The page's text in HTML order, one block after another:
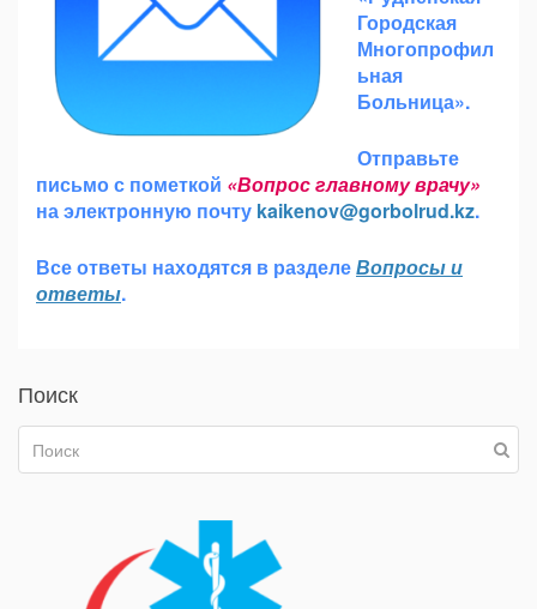
Городская
Многопрофил
ьная
Больница».
Отправьте
письмо с пометкой «Вопрос главному врачу»
на электронную почту kaikenov@gorbolrud.kz.
Все ответы находятся в разделеВопросы и
ответы.
Поиск